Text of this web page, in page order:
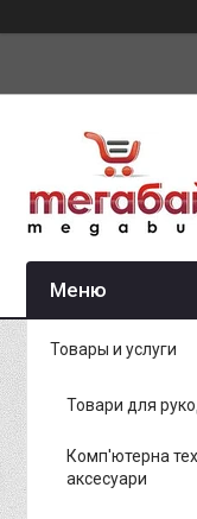
Товары и услуги
Товари для
Комп'ютерна
аксесуари